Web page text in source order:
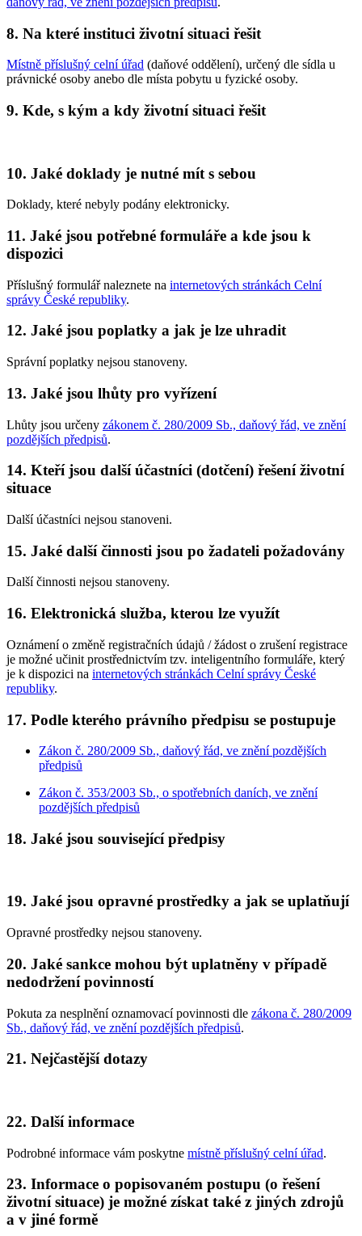
8. Na které instituci životní situaci řešit
Místně příslušný celní úřad (daňové oddělení), určený dle sídla u
právnické osoby anebo dle místa pobytu u fyzické osoby.
9. Kde, s kým a kdy životní situaci řešit
10. Jaké doklady je nutné mít s sebou
Doklady, které nebyly podány elektronicky.
11. Jaké jsou potřebné formuláře a kde jsou k
dispozici
Příslušný formulář naleznete na internetových stránkách Celní
správy České republiky.
12. Jaké jsou poplatky a jak je lze uhradit
Správní poplatky nejsou stanoveny.
13. Jaké jsou lhůty pro vyřízení
Lhůty jsou určeny zákonem č. 280/2009 Sb., daňový řád, ve znění
pozdějších předpisů.
14. Kteří jsou další účastníci (dotčení) řešení životní
situace
Další účastníci nejsou stanoveni.
15. Jaké další činnosti jsou po žadateli požadovány
Další činnosti nejsou stanoveny.
16. Elektronická služba, kterou lze využít
Oznámení o změně registračních údajů / žádost o zrušení registrace
je možné učinit prostřednictvím tzv. inteligentního formuláře, který
je k dispozici na internetových stránkách Celní správy České
republiky.
17. Podle kterého právního předpisu se postupuje
Zákon č. 280/2009 Sb., daňový řád, ve znění pozdějších
předpisů
Zákon č. 353/2003 Sb., o spotřebních daních, ve znění
pozdějších předpisů
18. Jaké jsou související předpisy
19. Jaké jsou opravné prostředky a jak se uplatňují
Opravné prostředky nejsou stanoveny.
20. Jaké sankce mohou být uplatněny v případě
nedodržení povinností
Pokuta za nesplnění oznamovací povinnosti dle zákona č. 280/2009
Sb., daňový řád, ve znění pozdějších předpisů.
21. Nejčastější dotazy
22. Další informace
Podrobné informace vám poskytne místně příslušný celní úřad.
23. Informace o popisovaném postupu (o řešení
životní situace) je možné získat také z jiných zdrojů
a v jiné formě